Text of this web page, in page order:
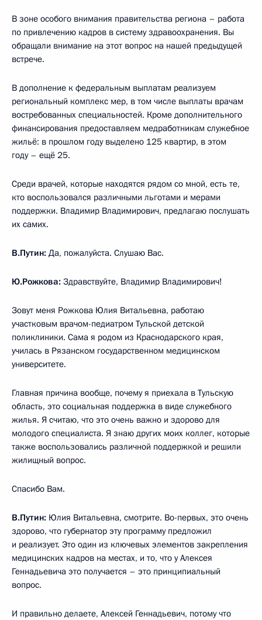
В зоне особого внимания правительства региона – работа
по привлечению кадров в систему здравоохранения. Вы
обращали внимание на этот вопрос на нашей предыдущей
встрече.
В дополнение к федеральным выплатам реализуем
региональный комплекс мер, в том числе выплаты врачам
востребованных специальностей. Кроме дополнительного
финансирования предоставляем медработникам служебное
жильё: в прошлом году выделено 125 квартир, в этом
году – ещё 25.
Среди врачей, которые находятся рядом со мной, есть те,
кто воспользовался различными льготами и мерами
поддержки. Владимир Владимирович, предлагаю послушать
их самих.
В.Путин: Да, пожалуйста. Слушаю Вас.
Ю.Рожкова: Здравствуйте, Владимир Владимирович!
Зовут меня Рожкова Юлия Витальевна, работаю
участковым врачом-педиатром Тульской детской
поликлиники. Сама я родом из Краснодарского края,
училась в Рязанском государственном медицинском
университете.
Главная причина вообще, почему я приехала в Тульскую
область, это социальная поддержка в виде служебного
жилья. Я считаю, что это очень важно и здорово для
молодого специалиста. Я знаю других моих коллег, которые
также воспользовались различной поддержкой и решили
жилищный вопрос.
Спасибо Вам.
В.Путин: Юлия Витальевна, смотрите. Во-первых, это очень
здорово, что губернатор эту программу предложил
и реализует. Это один из ключевых элементов закрепления
медицинских кадров на местах, и то, что у Алексея
Геннадьевича это получается – это принципиальный
вопрос.
И правильно делаете, Алексей Геннадьевич, потому что